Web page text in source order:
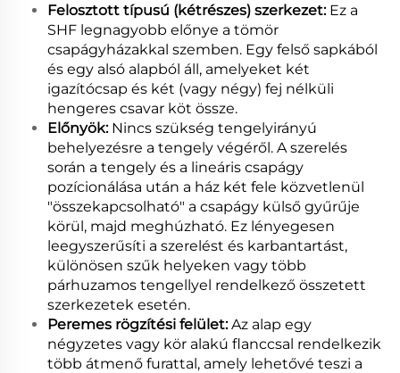
Felosztott típusú (kétrészes) szerkezet: Ez a
SHF legnagyobb előnye a tömör
csapágyházakkal szemben. Egy felső sapkából
és egy alsó alapból áll, amelyeket két
igazítócsap és két (vagy négy) fej nélküli
hengeres csavar köt össze.
Előnyök: Nincs szükség tengelyirányú
behelyezésre a tengely végéről. A szerelés
során a tengely és a lineáris csapágy
pozícionálása után a ház két fele közvetlenül
"összekapcsolható" a csapágy külső gyűrűje
körül, majd meghúzható. Ez lényegesen
leegyszerűsíti a szerelést és karbantartást,
különösen szűk helyeken vagy több
párhuzamos tengellyel rendelkező összetett
szerkezetek esetén.
Peremes rögzítési felület:Az alap egy
négyzetes vagy kör alakú flanccsal rendelkezik
több átmenő furattal, amely lehetővé teszi a